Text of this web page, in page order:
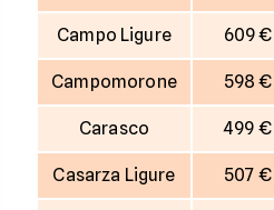
Campo Ligure 609 €
Campomorone 598 €
Carasco 499 €
Casarza Ligure 507 €